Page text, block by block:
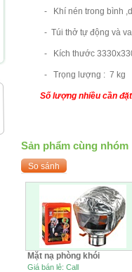
- Khí nén trong bình
- Túi thở tự động và
- Kích thước
- Trọng lượng : 7 kg
Số lượng nhiều cần
Sản phẩm cùng nhóm
Mặt nạ phòng khói
Giá bán lẻ: Call